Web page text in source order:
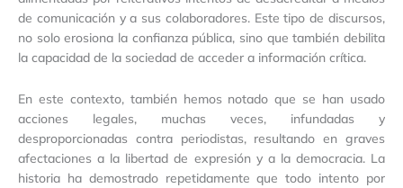
de comunicación y a sus colaboradores. Este tipo de discursos,
no solo erosiona la confianza pública, sino que también debilita
la capacidad de la sociedad de acceder a información crítica.
En este contexto, también hemos notado que se han usado
acciones legales, muchas veces, infundadas y
desproporcionadas contra periodistas, resultando en graves
afectaciones a la libertad de expresión y a la democracia. La
historia ha demostrado repetidamente que todo intento por